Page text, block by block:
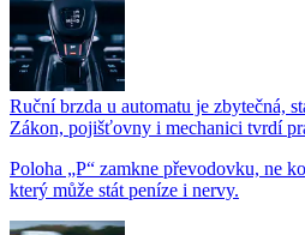
Ruční brzda u automatu je zbytečná,
Zákon, pojišťovny i mechanici tvrdí
Poloha „P“ zamkne převodovku, ne
který může stát peníze i nervy.